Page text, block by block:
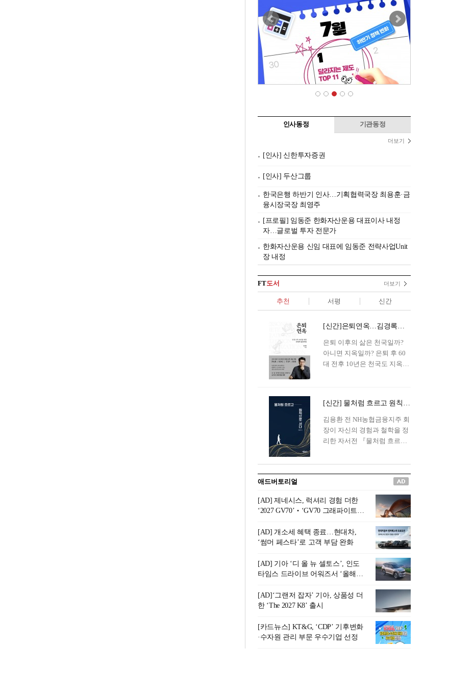
인사동정 기관동정
더보기
[인사] 신한투자증권
[인사] 두산그룹
한국은행 하반기 인사…기획협력국장 최용훈·금
융시장국장 최영주
[프로필] 임동준 한화자산운용 대표이사 내정
자…글로벌 투자 전문가
한화자산운용 신임 대표에 임동준 전략사업Unit
장 내정
FT도서 더보기
추천 서평 신간
[신간]은퇴연옥…김경록의 은퇴 후 삶의 나침반
은퇴 이후의 삶은 천국일까?
아니면 지옥일까? 은퇴 후 60
대 전후 10년은 천국도 지옥도
은퇴 설계를 가이드해 온 김경
록 옵투스자산운용의 고문이
신간 『은퇴연옥』을 내놓았
다.단테는 지옥을 '모든 희망을
록 고문은 새로운 시각을 제시
0년의 과도기는 지옥이 아니라
정화와 성장의 공간인 ‘은퇴연
옥(Purgatory)’이라는 것이다.
연옥은 고통스럽지만 끝이 있
으며, 준비를 통해 천국으로 나
아갈 수 있는 희망의 장소라고
말한
[신간] 물처럼 흐르고 원칙으로 서다…김용환의 통찰을 담다
김용환 전 NH농협금융지주 회
장이 자신의 경험과 철학을 정
리한 자서전 『물처럼 흐르고
통 관료 출신으로 한국 금융의
주요 변곡점마다 중요한 역할
을 하고 금융 경영인으로서 큰
족적을 남긴 김 전 회장이 후배
세대에게 전하는 삶의 조언을
담은 인생 노트다.『물처럼 흐
르고 원칙으로 서다』는 단순
한 자서전을 넘어, 실패를 두려
워하지 않는 용기와 자신에 대
한 믿음이 어떻게 삶을 풍요롭
게 만드는지를 보여주는 지혜
의 보고로 평가된다.김용환 전
회장은 “인생의 목표가 크더라
도 조급해하지 말고 작은 것부
터 하나 하나 성취해 나가
라”고 조언한다. 뼈아픈 실패
조차 성공의 뼈대가 된다는 긍
애드버토리얼
[AD] 제네시스, 럭셔리 경험 더한
‘2027 GV70’‧‘GV70 그래파이트’
[AD] 개소세 혜택 종료…현대차,
‘썸머 페스타’로 고객 부담 완화
[AD] 기아 ‘디 올 뉴 셀토스’, 인도
타임스 드라이브 어워즈서 ‘올해의
[AD]‘그랜저 잡자’ 기아, 상품성 더
한 ‘The 2027 K8’ 출시
[카드뉴스] KT&G, ‘CDP’ 기후변화
·수자원 관리 부문 우수기업 선정